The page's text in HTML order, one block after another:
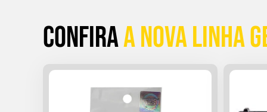
Confiraa Nova linha